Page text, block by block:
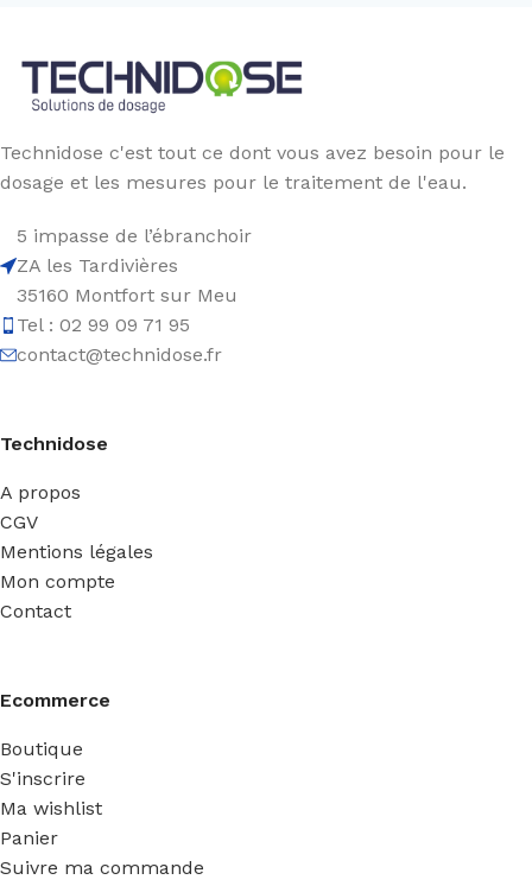
Technidose c'est tout ce dont vous avez besoin pour le
dosage et les mesures pour le traitement de l'eau.
5 impasse de l’ébranchoir
ZA les Tardivières
35160 Montfort sur Meu
Tel : 02 99 09 71 95
contact@technidose.fr
Technidose
A propos
CGV
Mentions légales
Mon compte
Contact
Ecommerce
Boutique
S'inscrire
Ma wishlist
Panier
Suivre ma commande